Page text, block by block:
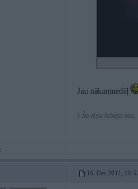
Jau nākamnedēļ
[ Šo ziņu laboja ozo,
16. Dec 2011,